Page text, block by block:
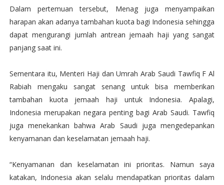
Dalam pertemuan tersebut, Menag juga menyampaikan
harapan akan adanya tambahan kuota bagi Indonesia sehingga
dapat mengurangi jumlah antrean jemaah haji yang sangat
panjang saat ini.
Sementara itu, Menteri Haji dan Umrah Arab Saudi Tawfiq F Al
Rabiah mengaku sangat senang untuk bisa memberikan
tambahan kuota jemaah haji untuk Indonesia. Apalagi,
Indonesia merupakan negara penting bagi Arab Saudi. Tawfiq
juga menekankan bahwa Arab Saudi juga mengedepankan
kenyamanan dan keselamatan jemaah haji.
“Kenyamanan dan keselamatan ini prioritas. Namun saya
katakan, Indonesia akan selalu mendapatkan prioritas dalam